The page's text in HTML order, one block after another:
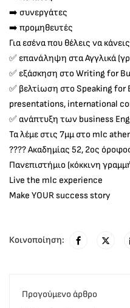
➡️ συνεργάτες
➡️ προμηθευτές
Για εσένα που θέλεις να κάνεις
✅ επανάληψη στα Αγγλικά
✅ εξάσκηση στο Writing for
✅ βελτίωση στο Speaking
presentations, international
✅ ανάπτυξη των business
Τα λέμε στις 7μμ στο mlc
???? Ακαδημίας 52, 2ος
Πανεπιστήμιο (κόκκινη
Live the mlc experience
Make YOUR success story
Κοινοποίηση:
Προγούμενο άρθρο